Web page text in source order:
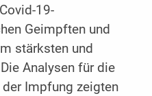
19-
Geimpften und
stärksten und
Analysen für die
Impfung zeigten